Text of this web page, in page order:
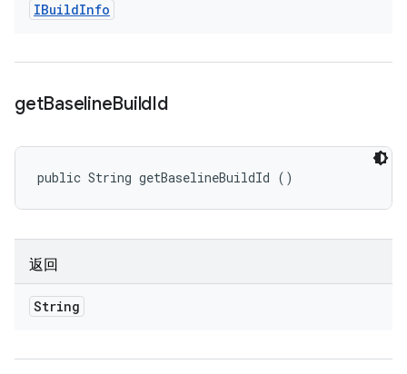
IBuildInfo
getBaselineBuildId
public String getBaselineBuildId ()
返回
String